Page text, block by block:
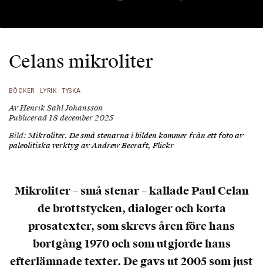
Celans mikroliter
BÖCKER LYRIK TYSKA
Av Henrik Sahl Johansson
Publicerad 18 december 2025
Bild:Mikroliter. De små stenarna i bilden kommer från ett foto av
paleolitiska verktyg av Andrew Becraft, Flickr
Mikroliter – små stenar – kallade Paul Celan
de brottstycken, dialoger och korta
prosatexter, som skrevs åren före hans
bortgång 1970 och som utgjorde hans
efterlämnade texter. De gavs ut 2005 som just